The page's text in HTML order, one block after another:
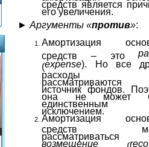
средств является
его увеличения.
►Аргументы «против»:
Амортизация
средств – это
(expense). Но все
расходы
рассматриваются
источник фондов.
она не может
единственным
исключением.
Амортизация
средств
рассматриваться
возмещение (